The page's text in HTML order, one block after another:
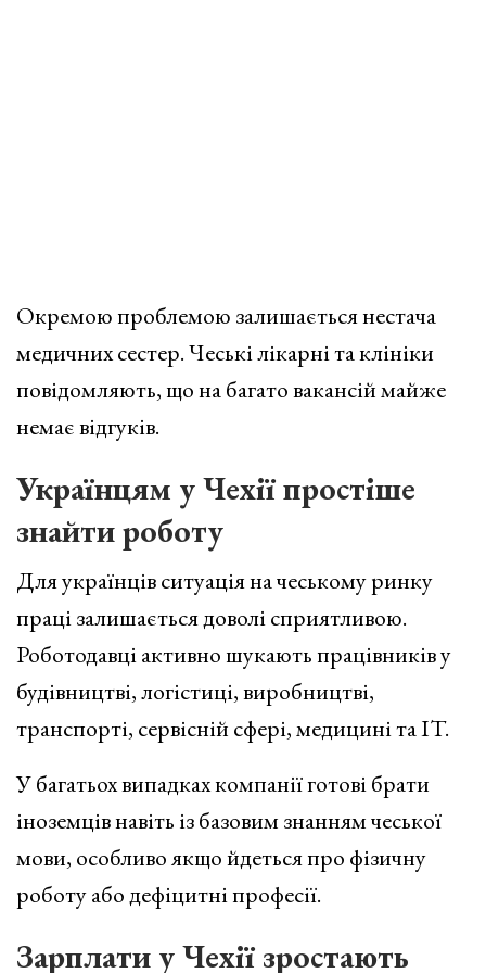
Окремою проблемою залишається нестача
медичних сестер. Чеські лікарні та клініки
повідомляють, що на багато вакансій майже
немає відгуків.
Українцям у Чехії простіше
знайти роботу
Для українців ситуація на чеському ринку
праці залишається доволі сприятливою.
Роботодавці активно шукають працівників у
будівництві, логістиці, виробництві,
транспорті, сервісній сфері, медицині та IT.
У багатьох випадках компанії готові брати
іноземців навіть із базовим знанням чеської
мови, особливо якщо йдеться про фізичну
роботу або дефіцитні професії.
Зарплати у Чехії зростають